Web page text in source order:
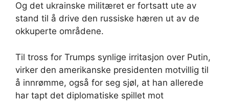
Og det ukrainske militæret er fortsatt ute av
stand til å drive den russiske hæren ut av de
okkuperte områdene.
Til tross for Trumps synlige irritasjon over Putin,
virker den amerikanske presidenten motvillig til
å innrømme, også for seg sjøl, at han allerede
har tapt det diplomatiske spillet mot